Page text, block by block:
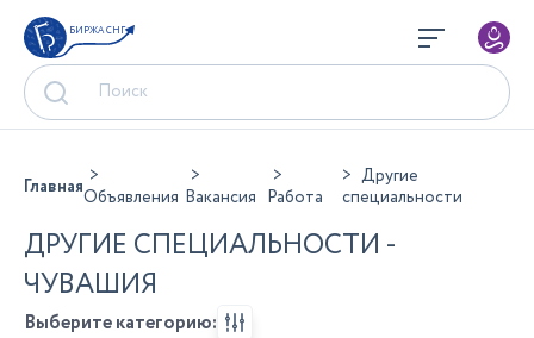
БИРЖА СНГ
ГлавнаяОбъявления Вакансия Работа
Другие
специальности
ДРУГИЕ СПЕЦИАЛЬНОСТИ -
ЧУВАШИЯ
Выберите категорию: